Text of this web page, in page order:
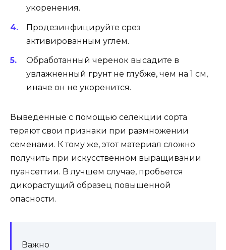
укоренения.
Продезинфицируйте срез
активированным углем.
Обработанный черенок высадите в
увлажненный грунт не глубже, чем на 1 см,
иначе он не укоренится.
Выведенные с помощью селекции сорта
теряют свои признаки при размножении
семенами. К тому же, этот материал сложно
получить при искусственном выращивании
пуансеттии. В лучшем случае, пробьется
дикорастущий образец повышенной
опасности.
Важно